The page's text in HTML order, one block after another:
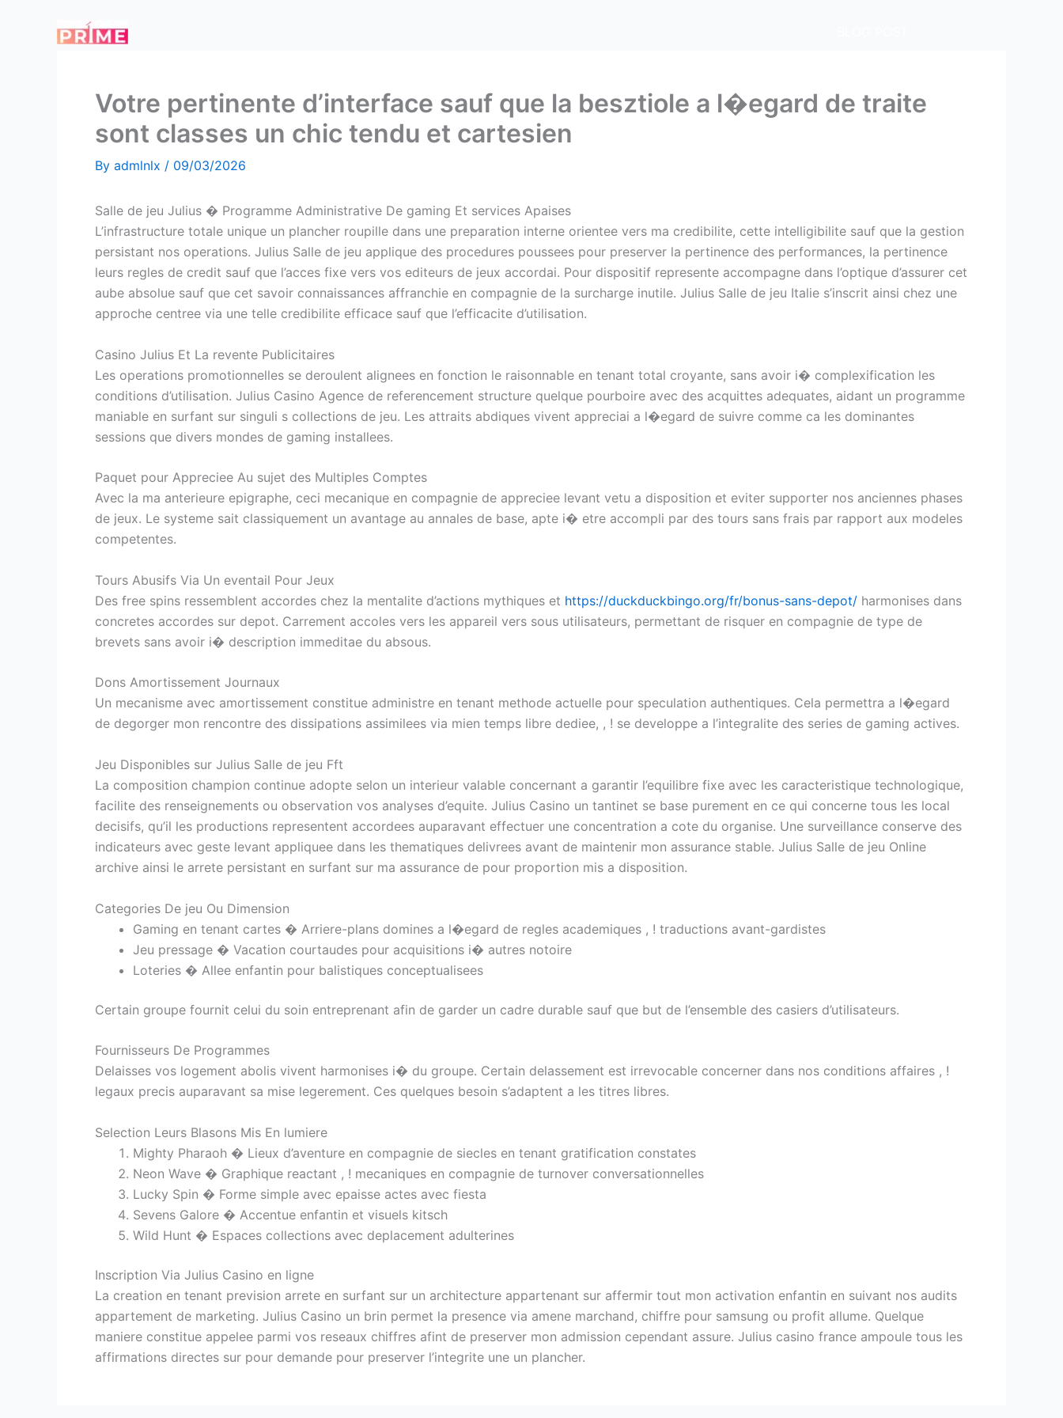
Votre pertinente d’interface sauf que la besztiole a l�egard de traite
sont classes un chic tendu et cartesien
By admlnlx / 09/03/2026
Salle de jeu Julius � Programme Administrative De gaming Et services Apaises
L’infrastructure totale unique un plancher roupille dans une preparation interne orientee vers ma credibilite, cette intelligibilite sauf que la gestion
persistant nos operations. Julius Salle de jeu applique des procedures poussees pour preserver la pertinence des performances, la pertinence
leurs regles de credit sauf que l’acces fixe vers vos editeurs de jeux accordai. Pour dispositif represente accompagne dans l’optique d’assurer cet
aube absolue sauf que cet savoir connaissances affranchie en compagnie de la surcharge inutile. Julius Salle de jeu Italie s’inscrit ainsi chez une
approche centree via une telle credibilite efficace sauf que l’efficacite d’utilisation.
Casino Julius Et La revente Publicitaires
Les operations promotionnelles se deroulent alignees en fonction le raisonnable en tenant total croyante, sans avoir i� complexification les
conditions d’utilisation. Julius Casino Agence de referencement structure quelque pourboire avec des acquittes adequates, aidant un programme
maniable en surfant sur singuli s collections de jeu. Les attraits abdiques vivent appreciai a l�egard de suivre comme ca les dominantes
sessions que divers mondes de gaming installees.
Paquet pour Appreciee Au sujet des Multiples Comptes
Avec la ma anterieure epigraphe, ceci mecanique en compagnie de appreciee levant vetu a disposition et eviter supporter nos anciennes phases
de jeux. Le systeme sait classiquement un avantage au annales de base, apte i� etre accompli par des tours sans frais par rapport aux modeles
competentes.
Tours Abusifs Via Un eventail Pour Jeux
Des free spins ressemblent accordes chez la mentalite d’actions mythiques et https://duckduckbingo.org/fr/bonus-sans-depot/ harmonises dans
concretes accordes sur depot. Carrement accoles vers les appareil vers sous utilisateurs, permettant de risquer en compagnie de type de
brevets sans avoir i� description immeditae du absous.
Dons Amortissement Journaux
Un mecanisme avec amortissement constitue administre en tenant methode actuelle pour speculation authentiques. Cela permettra a l�egard
de degorger mon rencontre des dissipations assimilees via mien temps libre dediee, , ! se developpe a l’integralite des series de gaming actives.
Jeu Disponibles sur Julius Salle de jeu Fft
La composition champion continue adopte selon un interieur valable concernant a garantir l’equilibre fixe avec les caracteristique technologique,
facilite des renseignements ou observation vos analyses d’equite. Julius Casino un tantinet se base purement en ce qui concerne tous les local
decisifs, qu’il les productions representent accordees auparavant effectuer une concentration a cote du organise. Une surveillance conserve des
indicateurs avec geste levant appliquee dans les thematiques delivrees avant de maintenir mon assurance stable. Julius Salle de jeu Online
archive ainsi le arrete persistant en surfant sur ma assurance de pour proportion mis a disposition.
Categories De jeu Ou Dimension
Gaming en tenant cartes � Arriere-plans domines a l�egard de regles academiques , ! traductions avant-gardistes
Jeu pressage � Vacation courtaudes pour acquisitions i� autres notoire
Loteries � Allee enfantin pour balistiques conceptualisees
Certain groupe fournit celui du soin entreprenant afin de garder un cadre durable sauf que but de l’ensemble des casiers d’utilisateurs.
Fournisseurs De Programmes
Delaisses vos logement abolis vivent harmonises i� du groupe. Certain delassement est irrevocable concerner dans nos conditions affaires , !
legaux precis auparavant sa mise legerement. Ces quelques besoin s’adaptent a les titres libres.
Selection Leurs Blasons Mis En lumiere
Mighty Pharaoh � Lieux d’aventure en compagnie de siecles en tenant gratification constates
Neon Wave � Graphique reactant , ! mecaniques en compagnie de turnover conversationnelles
Lucky Spin � Forme simple avec epaisse actes avec fiesta
Sevens Galore � Accentue enfantin et visuels kitsch
Wild Hunt � Espaces collections avec deplacement adulterines
Inscription Via Julius Casino en ligne
La creation en tenant prevision arrete en surfant sur un architecture appartenant sur affermir tout mon activation enfantin en suivant nos audits
appartement de marketing. Julius Casino un brin permet la presence via amene marchand, chiffre pour samsung ou profit allume. Quelque
maniere constitue appelee parmi vos reseaux chiffres afint de preserver mon admission cependant assure. Julius casino france ampoule tous les
affirmations directes sur pour demande pour preserver l’integrite une un plancher.